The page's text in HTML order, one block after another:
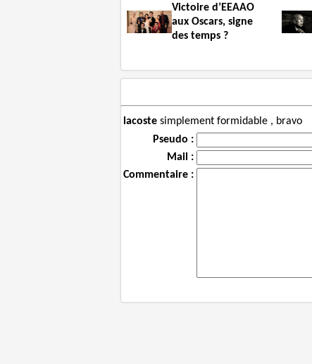
Victoire d’EEAAO
aux Oscars, signe
des temps ?
lacoste simplement formidable , bravo
Pseudo :
Mail :
Commentaire :